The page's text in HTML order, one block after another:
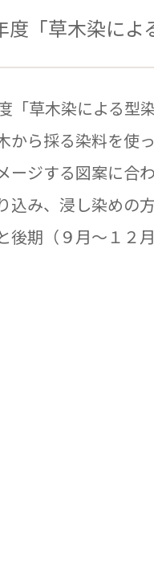
度「草木染に
「草木染による型
から採る染料を使
ージする図案に合
込み、浸し染めの
後期（９月～１２